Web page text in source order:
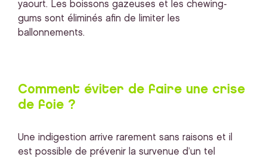
yaourt. Les boissons gazeuses et les chewing-
gums sont éliminés afin de limiter les
ballonnements.
Comment éviter de faire une crise
de foie ?
Une indigestion arrive rarement sans raisons et il
est possible de prévenir la survenue d’un tel